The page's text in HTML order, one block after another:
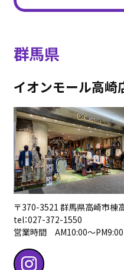
群馬県
イオンモール高崎
〒370-3521 群馬県高崎市
tel：027-372-1550
営業時間 AM10:00〜PM9:00